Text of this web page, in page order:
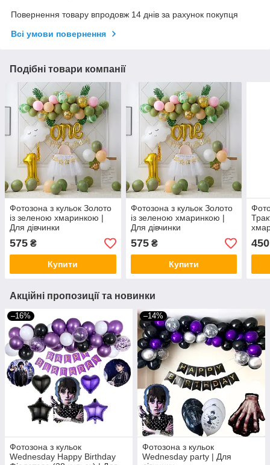
Повернення товару впродовж 14 днів за рахунок покупця
Всі умови повернення
Подібні товари компанії
Фотозона з кульок Золото
із зеленою хмаринкою |
Для дівчинки
575 ₴
Купити
Фотозона з кульок Золото
із зеленою хмаринкою |
Для дівчинки
575₴
Купити
450
Акційні пропозиції та новинки
–16%
Фотозона з кульок
Wednesday Happy Birthday
–14%
Фотозона з кульок
Wednesday party | Для